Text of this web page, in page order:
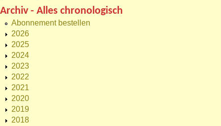
Archiv - Alles chronologisch
Abonnement bestellen
2026
2025
2024
2023
2022
2021
2020
2019
2018